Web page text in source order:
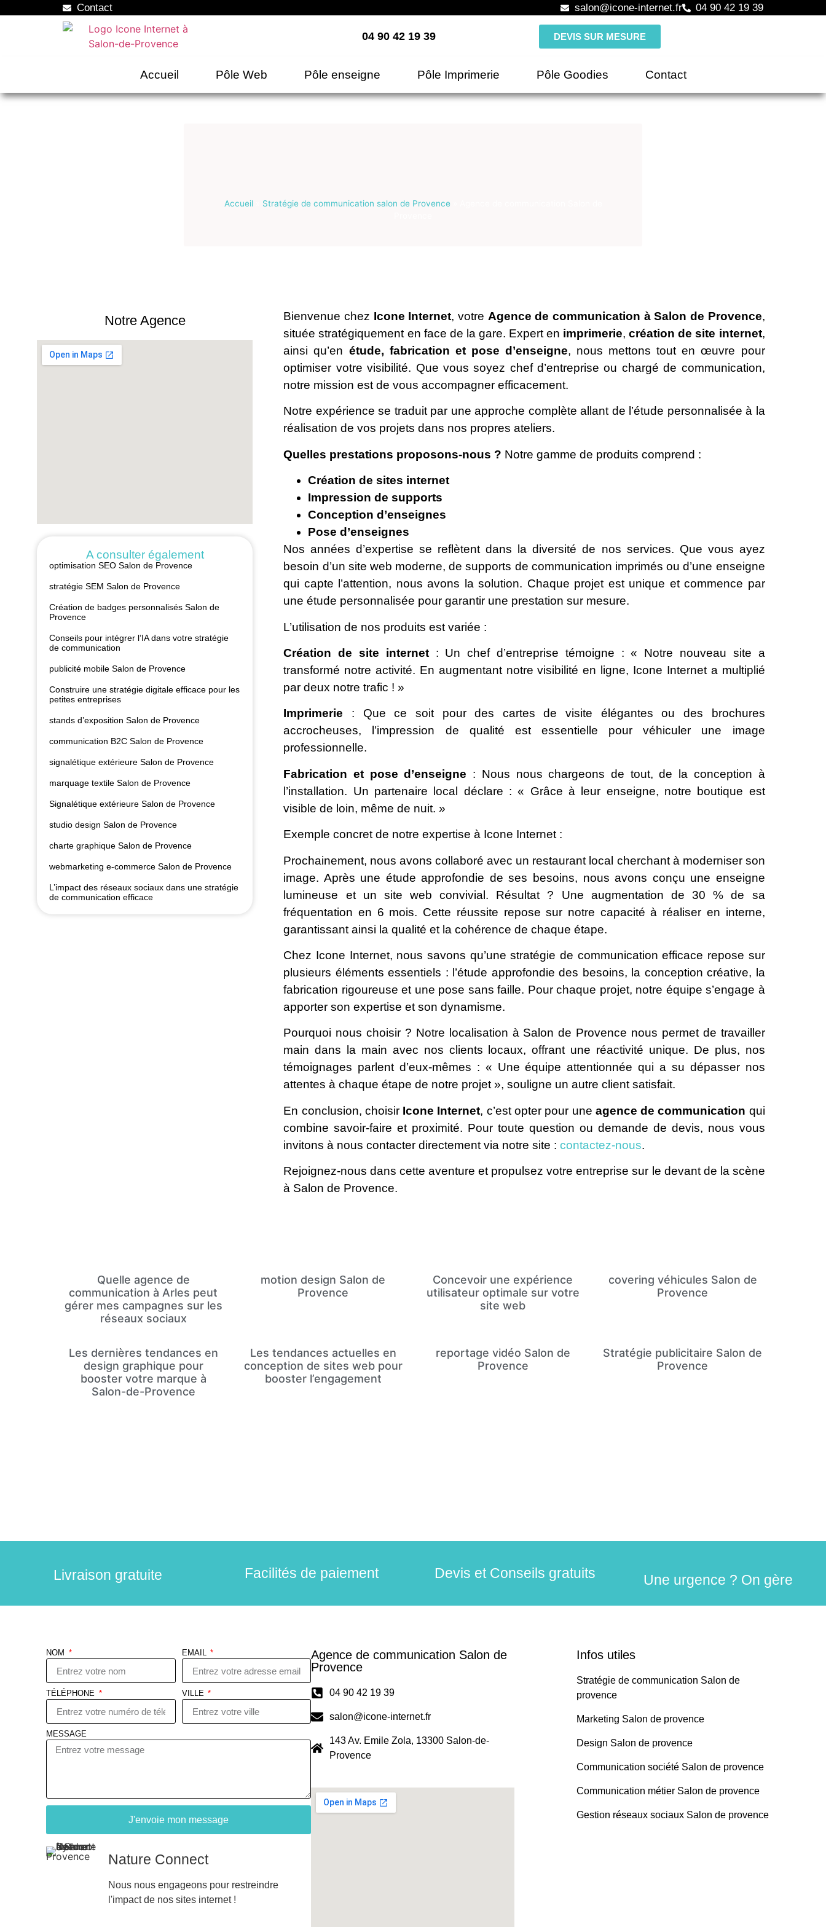
Contact salon@icone-internet.fr 04 90 42 19 39
04 90 42 19 39 DEVIS SUR MESURE
Accueil Pôle Web Pôle enseigne Pôle Imprimerie Pôle Goodies Contact
Accueil» Stratégie de communication salon de Provence»
Notre Agence
A consulter également
optimisation SEO Salon de Provence
stratégie SEM Salon de Provence
Création de badges personnalisés Salon de
Provence
Conseils pour intégrer l’IA dans votre stratégie
de communication
publicité mobile Salon de Provence
Construire une stratégie digitale efficace pour les
petites entreprises
stands d’exposition Salon de Provence
communication B2C Salon de Provence
signalétique extérieure Salon de Provence
marquage textile Salon de Provence
Signalétique extérieure Salon de Provence
studio design Salon de Provence
charte graphique Salon de Provence
webmarketing e-commerce Salon de Provence
L’impact des réseaux sociaux dans une stratégie
de communication efficace
Bienvenue chez Icone Internet, votre Agence de communication à Salon de Provence,
située stratégiquement en face de la gare. Expert en imprimerie,création de site internet,
ainsi qu’en étude, fabrication et pose d’enseigne, nous mettons tout en œuvre pour
optimiser votre visibilité. Que vous soyez chef d’entreprise ou chargé de communication,
notre mission est de vous accompagner efficacement.
Notre expérience se traduit par une approche complète allant de l’étude personnalisée à la
réalisation de vos projets dans nos propres ateliers.
Quelles prestations proposons-nous ? Notre gamme de produits comprend :
Création de sites internet
Impression de supports
Conception d’enseignes
Pose d’enseignes
Nos années d’expertise se reflètent dans la diversité de nos services. Que vous ayez
besoin d’un site web moderne, de supports de communication imprimés ou d’une enseigne
qui capte l’attention, nous avons la solution. Chaque projet est unique et commence par
une étude personnalisée pour garantir une prestation sur mesure.
L’utilisation de nos produits est variée :
Création de site internet: Un chef d’entreprise témoigne : « Notre nouveau site a
transformé notre activité. En augmentant notre visibilité en ligne, Icone Internet a multiplié
par deux notre trafic ! »
Imprimerie : Que ce soit pour des cartes de visite élégantes ou des brochures
accrocheuses, l’impression de qualité est essentielle pour véhiculer une image
professionnelle.
Fabrication et pose d’enseigne : Nous nous chargeons de tout, de la conception à
l’installation. Un partenaire local déclare : « Grâce à leur enseigne, notre boutique est
visible de loin, même de nuit. »
Exemple concret de notre expertise à Icone Internet :
Prochainement, nous avons collaboré avec un restaurant local cherchant à moderniser son
image. Après une étude approfondie de ses besoins, nous avons conçu une enseigne
lumineuse et un site web convivial. Résultat ? Une augmentation de 30 % de sa
fréquentation en 6 mois. Cette réussite repose sur notre capacité à réaliser en interne,
garantissant ainsi la qualité et la cohérence de chaque étape.
Chez Icone Internet, nous savons qu’une stratégie de communication efficace repose sur
plusieurs éléments essentiels : l’étude approfondie des besoins, la conception créative, la
fabrication rigoureuse et une pose sans faille. Pour chaque projet, notre équipe s’engage à
apporter son expertise et son dynamisme.
Pourquoi nous choisir ? Notre localisation à Salon de Provence nous permet de travailler
main dans la main avec nos clients locaux, offrant une réactivité unique. De plus, nos
témoignages parlent d’eux-mêmes : « Une équipe attentionnée qui a su dépasser nos
attentes à chaque étape de notre projet », souligne un autre client satisfait.
En conclusion, choisir Icone Internet, c’est opter pour une agence de communication qui
combine savoir-faire et proximité. Pour toute question ou demande de devis, nous vous
invitons à nous contacter directement via notre site :contactez-nous.
Rejoignez-nous dans cette aventure et propulsez votre entreprise sur le devant de la scène
à Salon de Provence.
Quelle agence de
communication à Arles peut
gérer mes campagnes sur les
réseaux sociaux
motion design Salon de
Provence
Concevoir une expérience
utilisateur optimale sur votre
site web
covering véhicules Salon de
Provence
Les dernières tendances en
design graphique pour
booster votre marque à
Salon-de-Provence
Les tendances actuelles en
conception de sites web pour
booster l’engagement
reportage vidéo Salon de
Provence
Stratégie publicitaire Salon de
Provence
Livraison gratuite Facilités de paiement Devis et Conseils gratuits Une urgence ? On gère
NOM EMAIL
TÉLÉPHONE VILLE
MESSAGE
J'envoie mon message
Nature Connect
Nous nous engageons pour restreindre
l'impact de nos sites internet !
Agence de communication Salon de
Provence
04 90 42 19 39
salon@icone-internet.fr
143 Av. Emile Zola, 13300 Salon-de-
Provence
Infos utiles
Stratégie de communication Salon de
provence
Marketing Salon de provence
Design Salon de provence
Communication société Salon de provence
Communication métier Salon de provence
Gestion réseaux sociaux Salon de provence